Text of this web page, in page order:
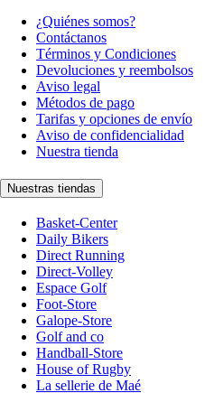
¿Quiénes somos?
Contáctanos
Términos y Condiciones
Devoluciones y reembolsos
Aviso legal
Métodos de pago
Tarifas y opciones de envío
Aviso de confidencialidad
Nuestra tienda
Nuestras tiendas
Basket-Center
Daily Bikers
Direct Running
Direct-Volley
Espace Golf
Foot-Store
Galope-Store
Golf and co
Handball-Store
House of Rugby
La sellerie de Maé